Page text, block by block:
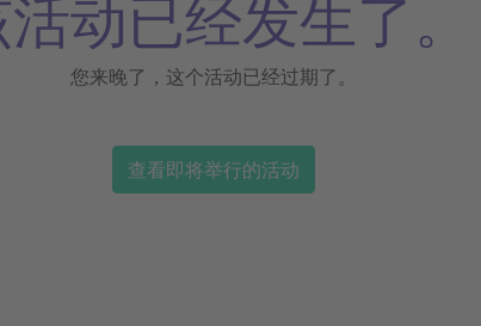
动已经发生了。
您来晚了，这个活动已经过期了。
查看即将举行的活动